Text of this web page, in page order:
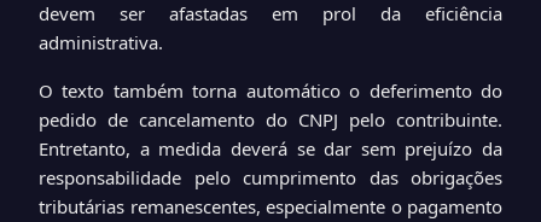
devem ser afastadas em prol da eficiência
administrativa.
O texto também torna automático o deferimento do
pedido de cancelamento do CNPJ pelo contribuinte.
Entretanto, a medida deverá se dar sem prejuízo da
responsabilidade pelo cumprimento das obrigações
tributárias remanescentes, especialmente o pagamento